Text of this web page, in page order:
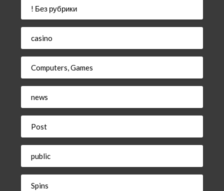
! Без рубрики
casino
Computers, Games
news
Post
public
Spins